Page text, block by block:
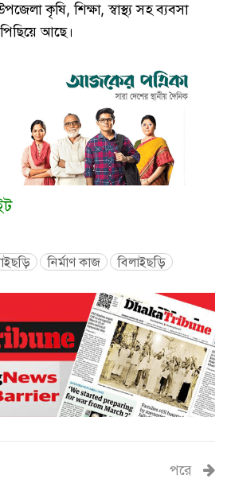
কৃষি, শিক্ষা, স্বাস্থ্য সহ ব্যবসা
আছে।
নির্মাণ কাজ
বিলাইছ‌ড়ি
পরে